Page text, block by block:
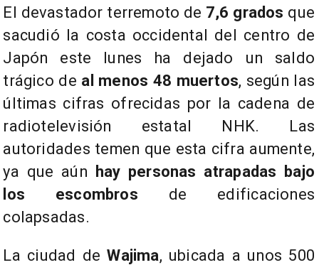
El devastador terremoto de 7,6 grados que
sacudió la costa occidental del centro de
Japón este lunes ha dejado un saldo
trágico de al menos 48 muertos, según las
últimas cifras ofrecidas por la cadena de
radiotelevisión estatal NHK. Las
autoridades temen que esta cifra aumente,
ya que aún
hay personas atrapadas bajo
los escombros de edificaciones
colapsadas.
​La ciudad deWajima, ubicada a unos 500